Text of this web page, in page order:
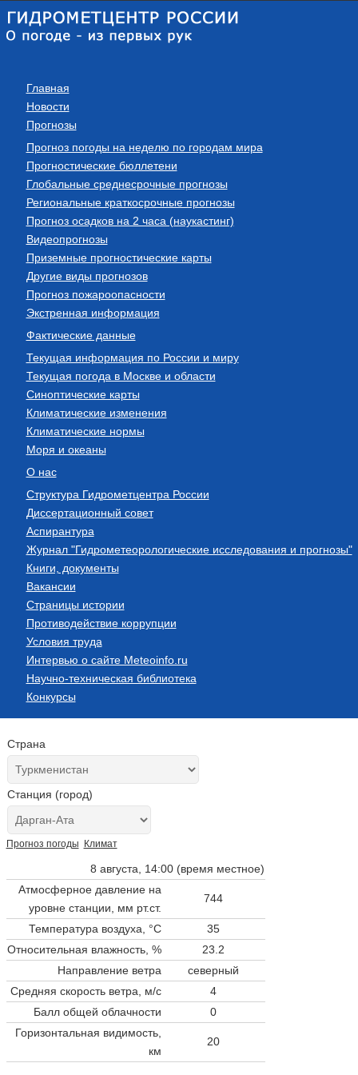
Главная
Новости
Прогнозы
Прогноз погоды на неделю по городам мира
Прогностические бюллетени
Глобальные среднесрочные прогнозы
Региональные краткосрочные прогнозы
Прогноз осадков на 2 часа (наукастинг)
Видеопрогнозы
Приземные прогностические карты
Другие виды прогнозов
Прогноз пожароопасности
Экстренная информация
Фактические данные
Текущая информация по России и миру
Текущая погода в Москве и области
Синоптические карты
Климатические изменения
Климатические нормы
Моря и океаны
О нас
Структура Гидрометцентра России
Диссертационный совет
Аспирантура
Журнал "Гидрометеорологические исследования и прогнозы"
Книги, документы
Вакансии
Страницы истории
Противодействие коррупции
Условия труда
Интервью о сайте Meteoinfo.ru
Научно-техническая библиотека
Конкурсы
Страна
Станция (город)
Прогноз погоды Климат
8 августа, 14:00 (время местное)
Атмосферное давление на
уровне станции, мм рт.ст.
744
Температура воздуха, °C
35
Относительная влажность, %
23.2
Направление ветра
северный
Средняя скорость ветра, м/с
4
Балл общей облачности
0
Горизонтальная видимость,
км
20